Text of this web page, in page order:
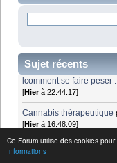
Ce Forum utilise des cookies
Informations
Sujet récents
lcomment se faire peser
[Hierà 22:44:17]
Cannabis thérapeutique
[Hierà 16:48:09]
Cannabis thérapeutique
[Hierà 14:35:35]